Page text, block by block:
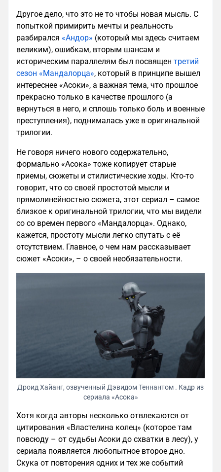
Другое дело, что это не то чтобы новая мысль. С
попыткой примирить мечты и реальность
разбирался «Андор» (который мы здесь считаем
великим), ошибкам, вторым шансам и
историческим параллелям был посвящен третий
сезон «Мандалорца», который в принципе вышел
интереснее «Асоки», а важная тема, что прошлое
прекрасно только в качестве прошлого (а
вернуться в него, и сплошь только боль и военные
преступления), поднималась уже в оригинальной
трилогии.
Не говоря ничего нового содержательно,
формально «Асока» тоже копирует старые
приемы, сюжеты и стилистические ходы. Кто-то
говорит, что со своей простотой мысли и
прямолинейностью сюжета, этот сериал – самое
близкое к оригинальной трилогии, что мы видели
со со времен первого «Мандалорца». Однако,
кажется, простоту мысли легко спутать с её
отсутствием. Главное, о чем нам рассказывает
сюжет «Асоки», – о своей необязательности.
Дроид Хайанг, озвученный Дэвидом Теннантом . Кадр из
сериала «Асока»
Хотя когда авторы несколько отвлекаются от
цитирования «Властелина колец» (которое там
повсюду – от судьбы Асоки до схватки в лесу), у
сериала появляется любопытное второе дно.
Скука от повторения одних и тех же событий